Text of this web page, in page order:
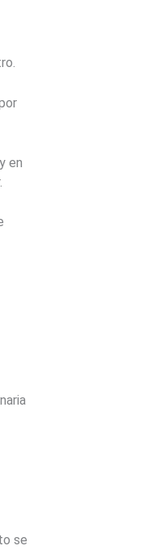
en
se